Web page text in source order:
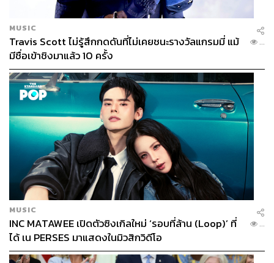
MUSIC
Travis Scott ไม่รู้สึกกดดันที่ไม่เคยชนะรางวัลแกรมมี่ แม้
มีชื่อเข้าชิงมาแล้ว 10 ครั้ง
...
MUSIC
INC MATAWEE เปิดตัวซิงเกิลใหม่ ‘รอบที่ล้าน (Loop)’ ที่
ได้ เน PERSES มาแสดงในมิวสิกวิดีโอ
...